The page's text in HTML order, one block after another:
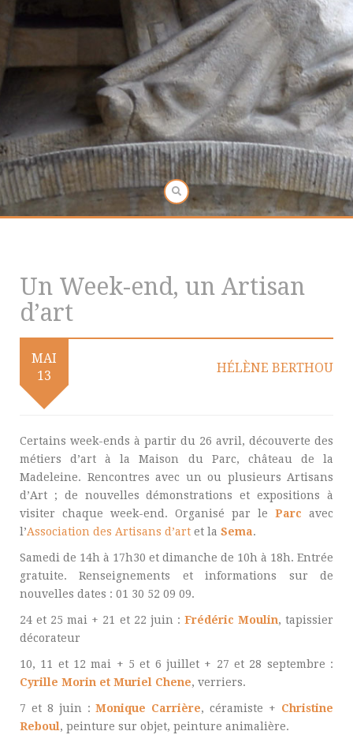
Un Week-end, un Artisan
d’art
MAI
13
HÉLÈNE BERTHOU
Certains week-ends à partir du 26 avril, découverte des
métiers d’art à la Maison du Parc, château de la
Madeleine. Rencontres avec un ou plusieurs Artisans
d’Art ; de nouvelles démonstrations et expositions à
visiter chaque week-end. Organisé par le Parc avec
l’Association des Artisans d’art et la Sema.
Samedi de 14h à 17h30 et dimanche de 10h à 18h. Entrée
gratuite. Renseignements et informations sur de
nouvelles dates : 01 30 52 09 09.
24 et 25 mai + 21 et 22 juin : Frédéric Moulin, tapissier
décorateur
10, 11 et 12 mai + 5 et 6 juillet + 27 et 28 septembre :
Cyrille Morin et Muriel Chene, verriers.
7 et 8 juin :Monique Carrière, céramiste + Christine
Reboul , peinture sur objet, peinture animalière.